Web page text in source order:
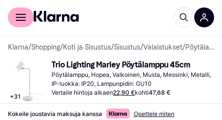
Kuluttajille
Klarna/Shopping/Koti ja Sisustus/Sisustus/Valaistukset/ Pöytälamput
+31
Trio Lighting Marley Pöytälamppu 45cm
Pöytälamppu, Hopea, Valkoinen, Musta, Messinki, Metalli,
IP-luokka: IP20, Lampunpidin: GU10
Vertaile hintoja alkaen22,90 €kohti47,68 €
Kokeile joustavia maksuja kanssa Opettele miten